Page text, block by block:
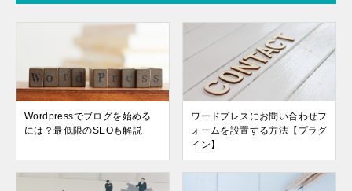
Wordpressでブログを始める
には？最低限のSEOも解説
ワードプレスにお問い合わせフ
ォームを設置する方法【プラグ
イン】